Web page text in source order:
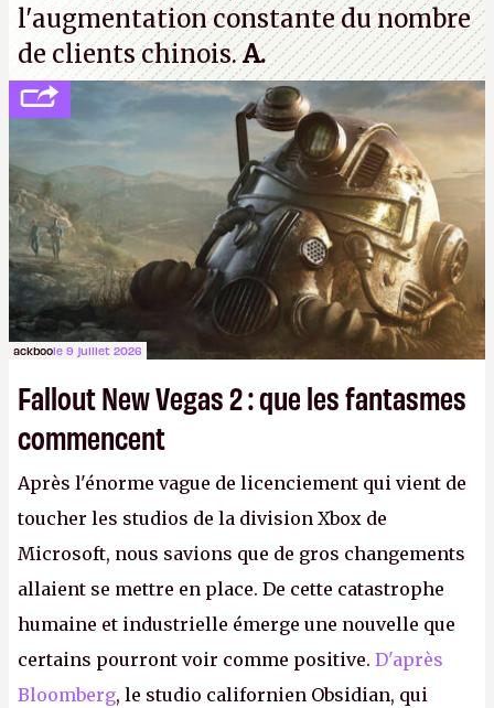
l'augmentation constante du nombre
de clients chinois.A.
ackboole 9 juillet 2026
Fallout New Vegas 2 : que les fantasmes
commencent
Après l'énorme vague de licenciement qui vient de
toucher les studios de la division Xbox de
Microsoft, nous savions que de gros changements
allaient se mettre en place. De cette catastrophe
humaine et industrielle émerge une nouvelle que
certains pourront voir comme positive. D'après
Bloomberg, le studio californien Obsidian, qui